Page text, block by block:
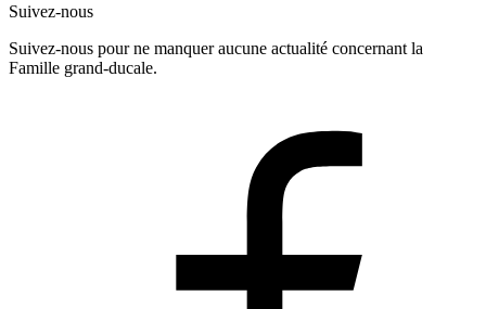
Suivez-nous
Suivez-nous pour ne manquer aucune actualité concernant la
Famille grand-ducale.